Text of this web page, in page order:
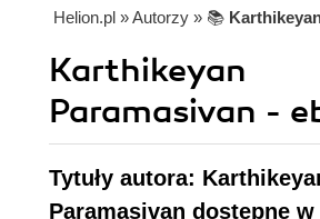
Helion.pl » Autorzy » 📚
Karthikeyan
Paramasivan -
Tytuły autora:
Paramasivan dostępne